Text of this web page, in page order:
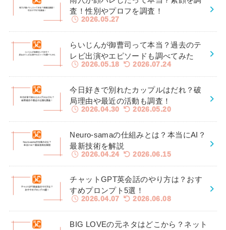
査！性別やプロフを調査！
2026.05.27
らいじんが御曹司って本当？過去のテ
レビ出演やエピソードも調べてみた
2026.05.18 2026.07.24
今日好きで別れたカップルはだれ？破
局理由や最近の活動も調査！
2026.04.30 2026.05.20
Neuro-samaの仕組みとは？本当にAI？
最新技術を解説
2026.04.24 2026.06.15
チャットGPT英会話のやり方は？おす
すめプロンプト5選！
2026.04.07 2026.06.08
BIG LOVEの元ネタはどこから？ネット